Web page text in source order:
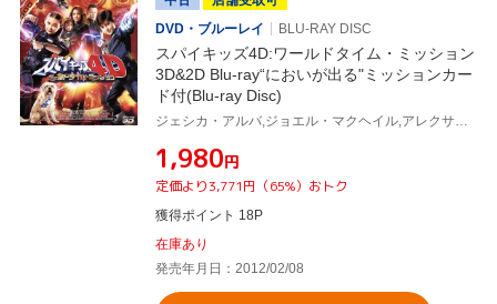
DVD・ブルーレイ
BLU-RAY DISC
スパイキッズ4D:ワールドタイム・ミッション
3D&2D Blu-ray“においが出る"ミッションカー
ド付(Blu-ray Disc)
ジェシカ・アルバ,ジョエル・マクヘイル,アレクサ・ヴェガ,ロバート・ロドリゲス(監督、脚本、製作、撮影、音楽)
¥1,980円
定価より3,771円（65%）おトク
獲得ポイント 18P
在庫あり
発売年月日：2012/02/08